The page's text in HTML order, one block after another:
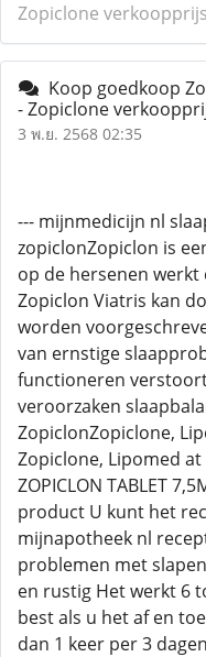
Zopiclone
Koop goedkoop
- Zopiclone
3 พ.ย. 2568 02:35
--- mijnmedicijn nl
zopiclonZopiclon is
op de hersenen
Zopiclon Viatris kan
worden
van ernstige
functioneren
veroorzaken
ZopiclonZopiclone,
Zopiclone, Lipomed
ZOPICLON TABLET
product U kunt het
mijnapotheek nl
problemen met
en rustig Het werkt 6
best als u het af en
dan 1 keer per 3